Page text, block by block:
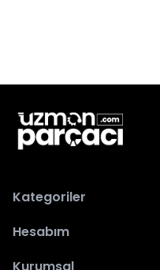
Kategoriler
Hesabım